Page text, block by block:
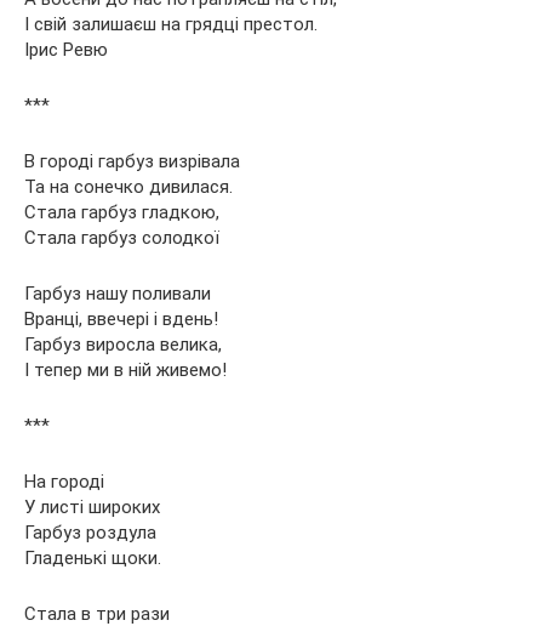
І свій залишаєш на грядці престол.
Ірис Ревю
***
В городі гарбуз визрівала
Та на сонечко дивилася.
Стала гарбуз гладкою,
Стала гарбуз солодкої
Гарбуз нашу поливали
Вранці, ввечері і вдень!
Гарбуз виросла велика,
І тепер ми в ній живемо!
***
На городі
У листі широких
Гарбуз роздула
Гладенькі щоки.
Стала в три рази